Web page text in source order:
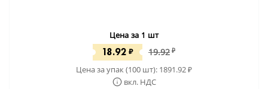
Цена за 1 шт
18.92 ₽ 19.92 ₽
Цена за упак (100 шт): 1891.92₽
вкл. НДС